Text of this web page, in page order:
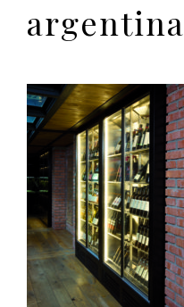
argentina